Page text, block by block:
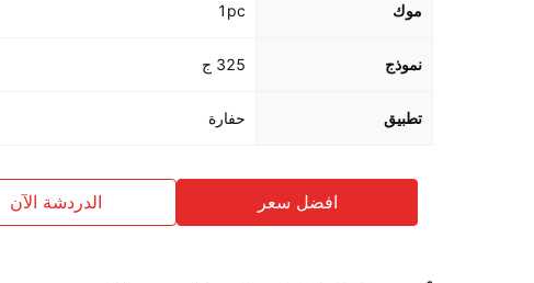
موك 1pc
نموذج 325 ج
تطبيق حفارة
افضل سعر الدردشة الآن